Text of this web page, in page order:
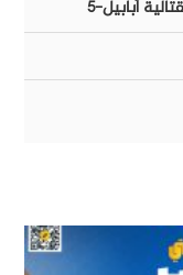
أبابيل-٥